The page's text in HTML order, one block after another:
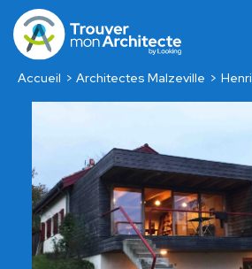
Accueil Architectes Malzeville